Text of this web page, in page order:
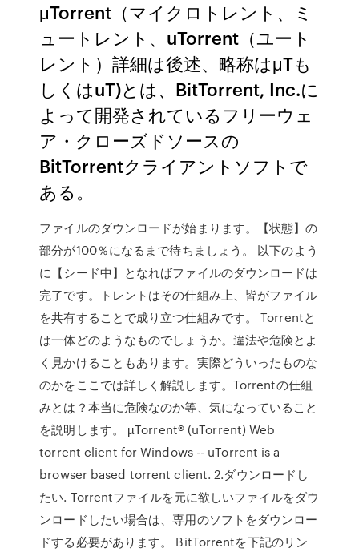
μTorrent（マイクロトレント、ミ
ュートレント、uTorrent（ユート
レント）詳細は後述、略称はμTも
しくはuT)とは、BitTorrent, Inc.に
よって開発されているフリーウェ
ア・クローズドソースの
BitTorrentクライアントソフトで
ある。
ファイルのダウンロードが始まります。【状態】の
部分が100％になるまで待ちましょう。 以下のよう
に【シード中】となればファイルのダウンロードは
完了です。トレントはその仕組み上、皆がファイル
を共有することで成り立つ仕組みです。 Torrentと
は一体どのようなものでしょうか。違法や危険とよ
く見かけることもあります。実際どういったものな
のかをここでは詳しく解説します。Torrentの仕組
みとは？本当に危険なのか等、気になっていること
を説明します。 µTorrent® (uTorrent) Web
torrent client for Windows -- uTorrent is a
browser based torrent client. 2.ダウンロードし
たい. Torrentファイルを元に欲しいファイルをダウ
ンロードしたい場合は、専用のソフトをダウンロー
ドする必要があります。 BitTorrentを下記のリン